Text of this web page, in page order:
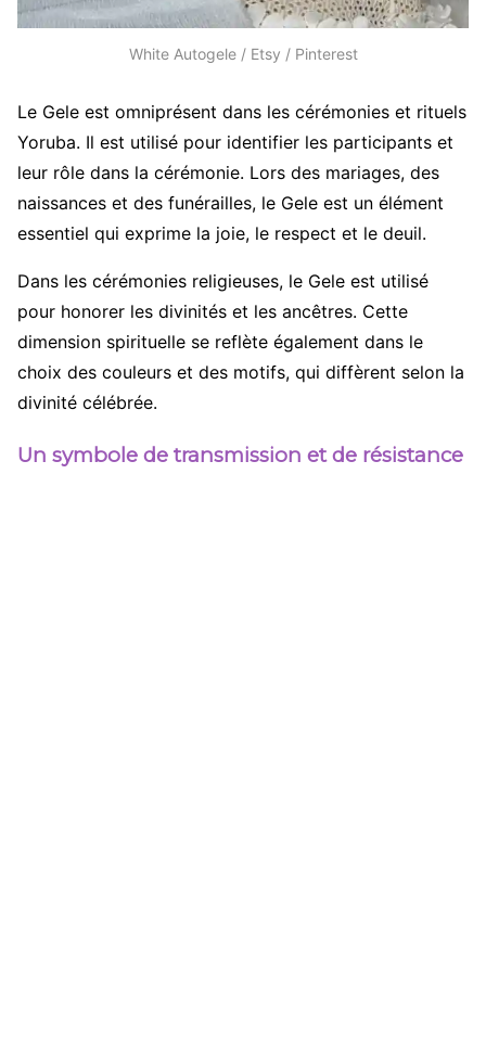
White Autogele / Etsy / Pinterest
Le Gele est omniprésent dans les cérémonies et rituels
Yoruba. Il est utilisé pour identifier les participants et
leur rôle dans la cérémonie. Lors des mariages, des
naissances et des funérailles, le Gele est un élément
essentiel qui exprime la joie, le respect et le deuil.
Dans les cérémonies religieuses, le Gele est utilisé
pour honorer les divinités et les ancêtres. Cette
dimension spirituelle se reflète également dans le
choix des couleurs et des motifs, qui diffèrent selon la
divinité célébrée.
Un symbole de transmission et de résistance